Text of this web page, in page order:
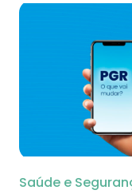
Saúde e